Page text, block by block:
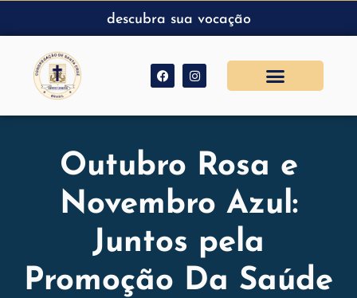
descubra sua vocação
Outubro Rosa e
Novembro Azul:
Juntos pela
Promoção Da Saúde